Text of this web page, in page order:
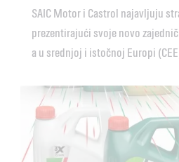
SAIC Motor i Castrol najavljuju
prezentirajući svoje novo
a u srednjoj i istočnoj Europi